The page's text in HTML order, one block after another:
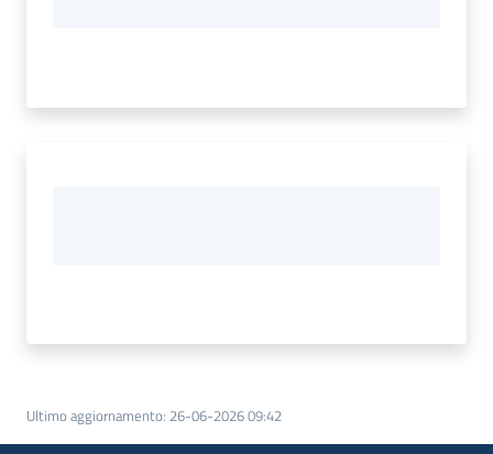
Ultimo aggiornamento: 26-06-2026 09:42